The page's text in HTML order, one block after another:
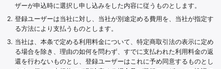
ザーが申込時に選択し申し込みをした内容に従うものとします。
登録ユーザーは当社に対し、当社が別途定める費用を、当社が指定す
る方法により支払うものとします。
当社は、本条で定める利用料金について、特定商取引法の表示に定め
る場合を除き、理由の如何を問わず、すでに支払われた利用料金の返
還を行わないものとし、登録ユーザーはこれに予め同意するものとし